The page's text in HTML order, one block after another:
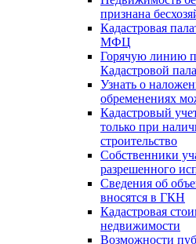
признана
Кадастровая
МФЦ
Горячую линию
Кадастровой
Узнать о
обременениях
Кадастровый
только при
строительство
Собственники
разрешенного
Сведения об
вносятся в ГКН
Кадастровая
недвижимости
Возможности